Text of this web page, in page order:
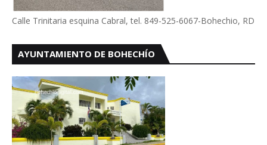
Calle Trinitaria esquina Cabral, tel. 849-525-6067-Bohechio, RD
AYUNTAMIENTO DE BOHECHÍO